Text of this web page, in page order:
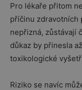
Pro lékaře přitom
příčinu zdravotních
nepřizná, zůstávají
důkaz by přinesla
toxikologické
Riziko se navíc